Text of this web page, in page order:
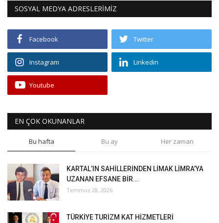
SOSYAL MEDYA ADRESLERİMİZ
Facebook Twitter
Instagram Linkedin
Youtube
EN ÇOK OKUNANLAR
Bu hafta Bu ay Her zaman
KARTAL’IN SAHİLLERİNDEN LİMAK LİMRA’YA
UZANAN EFSANE BİR...
Temmuz 28, 2026
TÜRKİYE TURİZM KAT HİZMETLERİ